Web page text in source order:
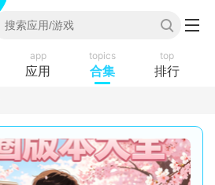
app
应用
topics
合集
top
排行